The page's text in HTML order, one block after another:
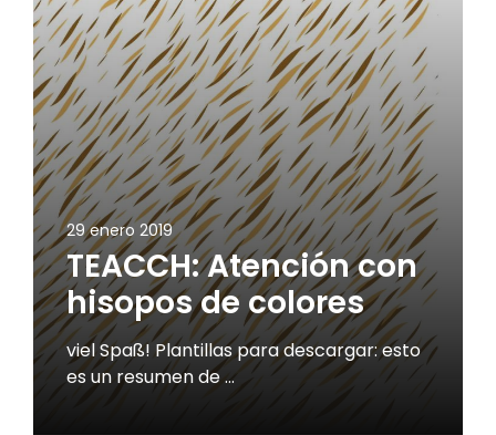
29 enero 2019
TEACCH: Atención con
hisopos de colores
viel Spaß! Plantillas para descargar: esto
es un resumen de …